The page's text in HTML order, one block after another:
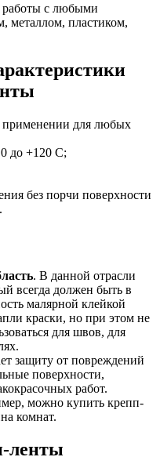
работы с любыми
металлом, пластиком,
применении для любых
до +120 С;
без порчи поверхности
. В данной отрасли
всегда должен быть в
малярной клейкой
краски, но при этом не
для швов, для
защиту от повреждений
поверхности,
работ.
можно купить крепп-
комнат.
ленты